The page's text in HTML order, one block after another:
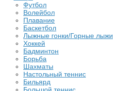
Футбол
Волейбол
Плавание
Баскетбол
Лыжные гонки/Горные лыжи
Хоккей
Бадминтон
Борьба
Шахматы
Настольный теннис
Бильярд